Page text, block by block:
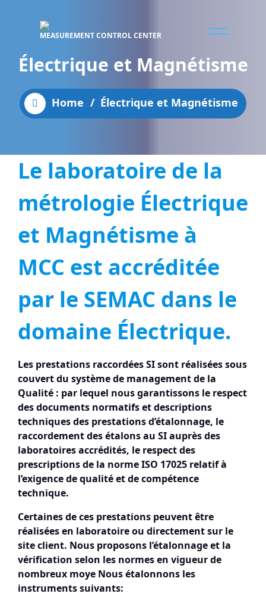
MEASUREMENT CONTROL CENTER
Électrique et Magnétisme
Home / Électrique et Magnétisme
Le laboratoire de la
métrologie Électrique
et Magnétisme à
MCC est accréditée
par le SEMAC dans le
domaine Électrique.
Les prestations raccordées SI sont réalisées sous
couvert du système de management de la
Qualité : par lequel nous garantissons le respect
des documents normatifs et descriptions
techniques des prestations d’étalonnage, le
raccordement des étalons au SI auprès des
laboratoires accrédités, le respect des
prescriptions de la norme ISO 17025 relatif à
l’exigence de qualité et de compétence
technique.
Certaines de ces prestations peuvent être
réalisées en laboratoire ou directement sur le
site client. Nous proposons l’étalonnage et la
vérification selon les normes en vigueur de
nombreux moye Nous étalonnons les
instruments suivants: